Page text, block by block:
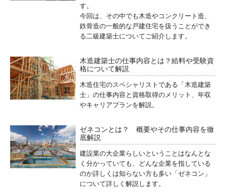
す。
今回は、その中でも木造やコンクリート造、
鉄骨造の一般的な戸建住宅を扱うことができ
る二級建築士についてご紹介します。
木造建築士の仕事内容とは？給料や受験資
格について解説
木造住宅のスペシャリストである「木造建築
士」の仕事内容と資格取得のメリット、年収
やキャリアプランを解説。
ゼネコンとは？ 概要やその仕事内容を徹
底解説
建設業の大企業らしいということはなんとな
く分かっていても、どんな企業を指している
のか詳しくは知らない方も多い「ゼネコン」
について詳しく解説します。